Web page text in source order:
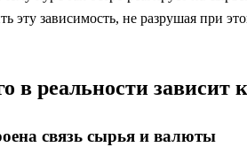
эту зависимость, не разрушая при
в реальности зависит
связь сырья и валюты